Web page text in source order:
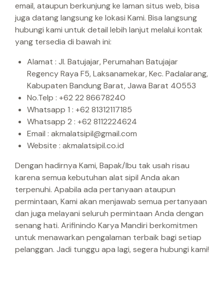
email, ataupun berkunjung ke laman situs web, bisa
juga datang langsung ke lokasi Kami. Bisa langsung
hubungi kami untuk detail lebih lanjut melalui kontak
yang tersedia di bawah ini:
Alamat : Jl. Batujajar, Perumahan Batujajar
Regency Raya F5, Laksanamekar, Kec. Padalarang,
Kabupaten Bandung Barat, Jawa Barat 40553
No.Telp : +62 22 86678240
Whatsapp 1 : +62 81312117185
Whatsapp 2 : +62 8112224624
Email : akmalatsipil@gmail.com
Website : akmalatsipil.co.id
Dengan hadirnya Kami, Bapak/Ibu tak usah risau
karena semua kebutuhan alat sipil Anda akan
terpenuhi. Apabila ada pertanyaan ataupun
permintaan, Kami akan menjawab semua pertanyaan
dan juga melayani seluruh permintaan Anda dengan
senang hati. Arifinindo Karya Mandiri berkomitmen
untuk menawarkan pengalaman terbaik bagi setiap
pelanggan. Jadi tunggu apa lagi, segera hubungi kami!